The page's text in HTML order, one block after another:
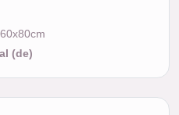
(de)